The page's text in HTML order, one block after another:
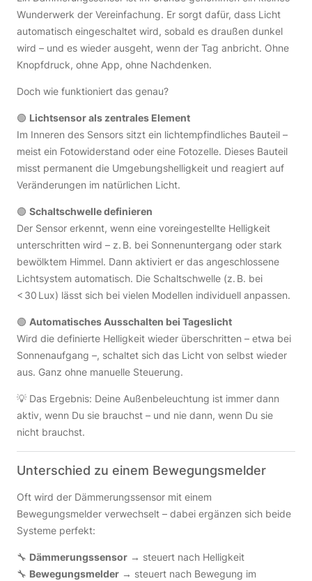
Wunderwerk der Vereinfachung. Er sorgt dafür, dass Licht
automatisch eingeschaltet wird, sobald es draußen dunkel
wird – und es wieder ausgeht, wenn der Tag anbricht. Ohne
Knopfdruck, ohne App, ohne Nachdenken.
Doch wie funktioniert das genau?
🟢 Lichtsensor als zentrales Element
Im Inneren des Sensors sitzt ein lichtempfindliches Bauteil –
meist ein Fotowiderstand oder eine Fotozelle. Dieses Bauteil
misst permanent die Umgebungshelligkeit und reagiert auf
Veränderungen im natürlichen Licht.
🟢 Schaltschwelle definieren
Der Sensor erkennt, wenn eine voreingestellte Helligkeit
unterschritten wird – z. B. bei Sonnenuntergang oder stark
bewölktem Himmel. Dann aktiviert er das angeschlossene
Lichtsystem automatisch. Die Schaltschwelle (z. B. bei
< 30 Lux) lässt sich bei vielen Modellen individuell anpassen.
🟢 Automatisches Ausschalten bei Tageslicht
Wird die definierte Helligkeit wieder überschritten – etwa bei
Sonnenaufgang –, schaltet sich das Licht von selbst wieder
aus. Ganz ohne manuelle Steuerung.
💡 Das Ergebnis: Deine Außenbeleuchtung ist immer dann
aktiv, wenn Du sie brauchst – und nie dann, wenn Du sie
nicht brauchst.
Unterschied zu einem Bewegungsmelder
Oft wird der Dämmerungssensor mit einem
Bewegungsmelder verwechselt – dabei ergänzen sich beide
Systeme perfekt:
🔧 Dämmerungssensor → steuert nach Helligkeit
🔧 Bewegungsmelder → steuert nach Bewegung im